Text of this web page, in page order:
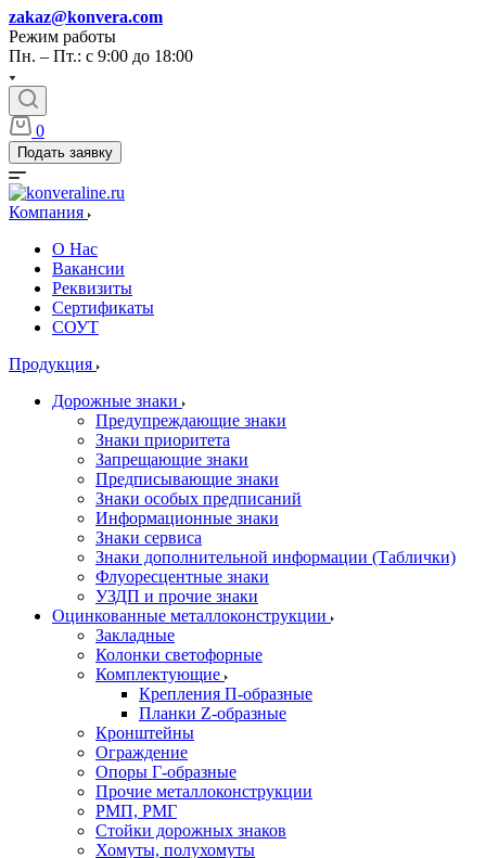
zakaz@konvera.com
Режим работы
Пн. – Пт.: с 9:00 до 18:00
0
Подать заявку
Компания
О Нас
Вакансии
Реквизиты
Сертификаты
СОУТ
Продукция
Дорожные знаки
Предупреждающие знаки
Знаки приоритета
Запрещающие знаки
Предписывающие знаки
Знаки особых предписаний
Информационные знаки
Знаки сервиса
Знаки дополнительной информации (Таблички)
Флуоресцентные знаки
УЗДП и прочие знаки
Оцинкованные металлоконструкции
Закладные
Колонки светофорные
Комплектующие
Крепления П-образные
Планки Z-образные
Кронштейны
Ограждение
Опоры Г-образные
Прочие металлоконструкции
РМП, РМГ
Стойки дорожных знаков
Хомуты, полухомуты